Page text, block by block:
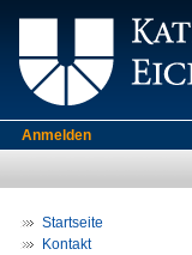
Anmelden
Startseite
Kontakt